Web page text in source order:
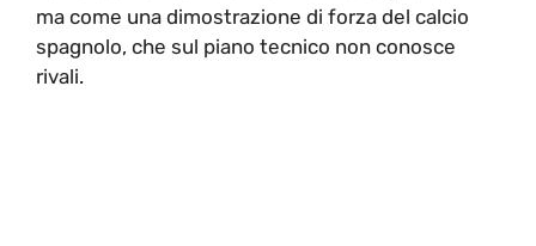
ma come una dimostrazione di forza del calcio
spagnolo, che sul piano tecnico non conosce
rivali.